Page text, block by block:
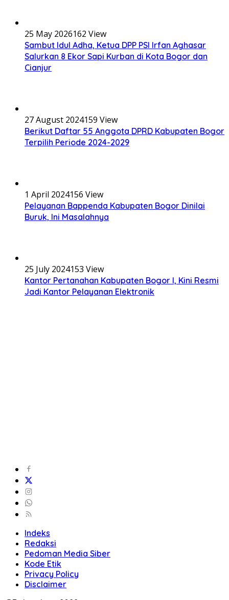
25 May 2026162 View
Sambut Idul Adha, Ketua DPP PSI Irfan Aghasar
Salurkan 8 Ekor Sapi Kurban di Kota Bogor dan
Cianjur
27 August 2024159 View
Berikut Daftar 55 Anggota DPRD Kabupaten Bogor
Terpilih Periode 2024-2029
1 April 2024156 View
Pelayanan Bappenda Kabupaten Bogor Dinilai
Buruk, Ini Masalahnya
25 July 2024153 View
Kantor Pertanahan Kabupaten Bogor I, Kini Resmi
Jadi Kantor Pelayanan Elektronik
Indeks
Redaksi
Pedoman Media Siber
Kode Etik
Privacy Policy
Disclaimer